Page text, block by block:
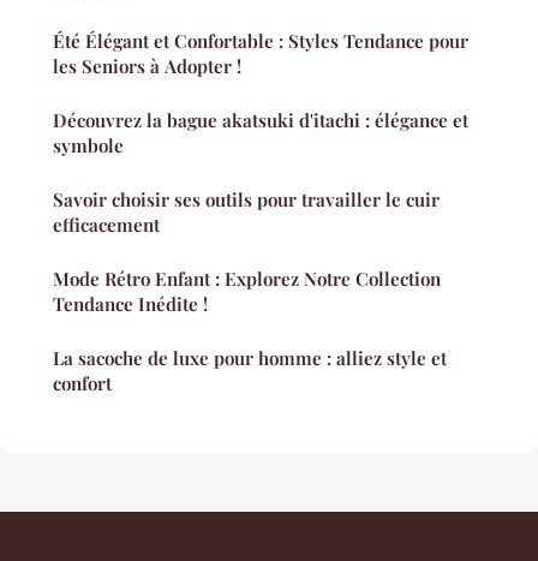
Été Élégant et Confortable : Styles Tendance pour
les Seniors à Adopter !
Découvrez la bague akatsuki d'itachi : élégance et
symbole
Savoir choisir ses outils pour travailler le cuir
efficacement
Mode Rétro Enfant : Explorez Notre Collection
Tendance Inédite !
La sacoche de luxe pour homme : alliez style et
confort